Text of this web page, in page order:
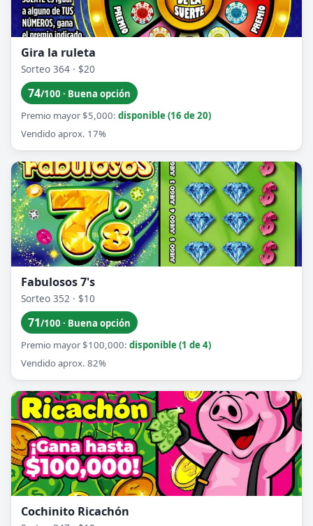
Gira la ruleta
Sorteo 364 · $20
74/100 · Buena opción
Premio mayor $5,000: disponible (16 de 20)
Vendido aprox. 17%
Fabulosos 7's
Sorteo 352 · $10
71/100 · Buena opción
Premio mayor $100,000: disponible (1 de 4)
Vendido aprox. 82%
Cochinito Ricachón